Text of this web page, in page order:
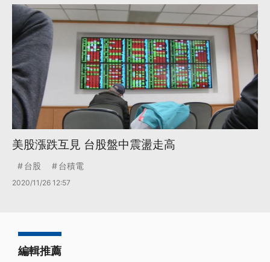
美股漲跌互見 台股盤中震盪走高
台股 台積電
2020/11/26 12:57
編輯推薦